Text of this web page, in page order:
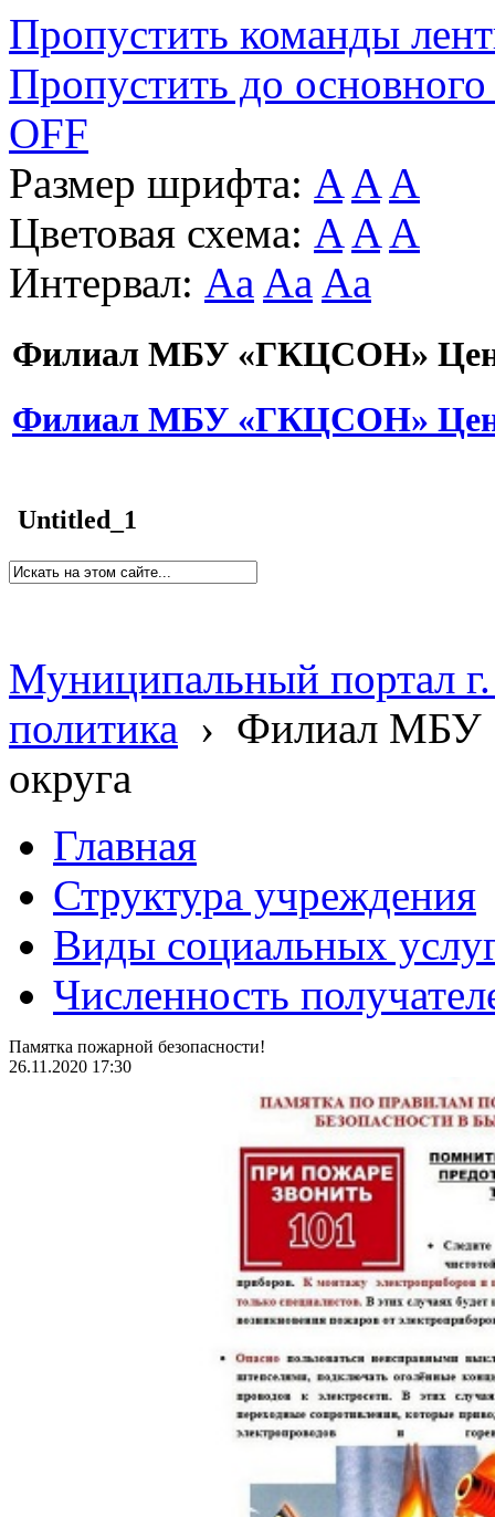
Пропустить команды
Пропустить до основного
OFF
Размер шрифта: A A A
Цветовая схема: A A A
Интервал: Aa Aa Aa
Филиал МБУ «ГКЦСОН»
Филиал МБУ «ГКЦСОН»
Untitled_1
Муниципальный портал
политика › Филиал МБУ
округа
Главная
Структура учреждения
Виды социальных
Численность
Памятка пожарной безопасности!
26.11.2020 17:30